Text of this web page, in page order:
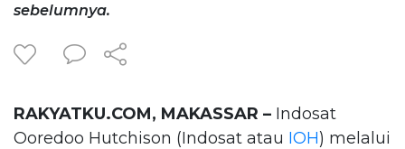
sebelumnya.
RAKYATKU.COM, MAKASSAR – Indosat
Ooredoo Hutchison (Indosat atau IOH) melalui